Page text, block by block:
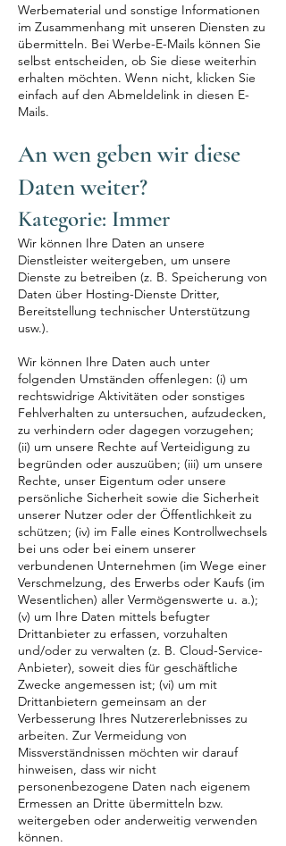
Werbematerial und sonstige Informationen
im Zusammenhang mit unseren Diensten zu
übermitteln. Bei Werbe-E-Mails können Sie
selbst entscheiden, ob Sie diese weiterhin
erhalten möchten. Wenn nicht, klicken Sie
einfach auf den Abmeldelink in diesen E-
Mails.
An wen geben wir diese
Daten weiter?
Kategorie: Immer
Wir können Ihre Daten an unsere
Dienstleister weitergeben, um unsere
Dienste zu betreiben (z. B. Speicherung von
Daten über Hosting-Dienste Dritter,
Bereitstellung technischer Unterstützung
usw.).
Wir können Ihre Daten auch unter
folgenden Umständen offenlegen: (i) um
rechtswidrige Aktivitäten oder sonstiges
Fehlverhalten zu untersuchen, aufzudecken,
zu verhindern oder dagegen vorzugehen;
(ii) um unsere Rechte auf Verteidigung zu
begründen oder auszuüben; (iii) um unsere
Rechte, unser Eigentum oder unsere
persönliche Sicherheit sowie die Sicherheit
unserer Nutzer oder der Öffentlichkeit zu
schützen; (iv) im Falle eines Kontrollwechsels
bei uns oder bei einem unserer
verbundenen Unternehmen (im Wege einer
Verschmelzung, des Erwerbs oder Kaufs (im
Wesentlichen) aller Vermögenswerte u. a.);
(v) um Ihre Daten mittels befugter
Drittanbieter zu erfassen, vorzuhalten
und/oder zu verwalten (z. B. Cloud-Service-
Anbieter), soweit dies für geschäftliche
Zwecke angemessen ist; (vi) um mit
Drittanbietern gemeinsam an der
Verbesserung Ihres Nutzererlebnisses zu
arbeiten. Zur Vermeidung von
Missverständnissen möchten wir darauf
hinweisen, dass wir nicht
personenbezogene Daten nach eigenem
Ermessen an Dritte übermitteln bzw.
weitergeben oder anderweitig verwenden
können.